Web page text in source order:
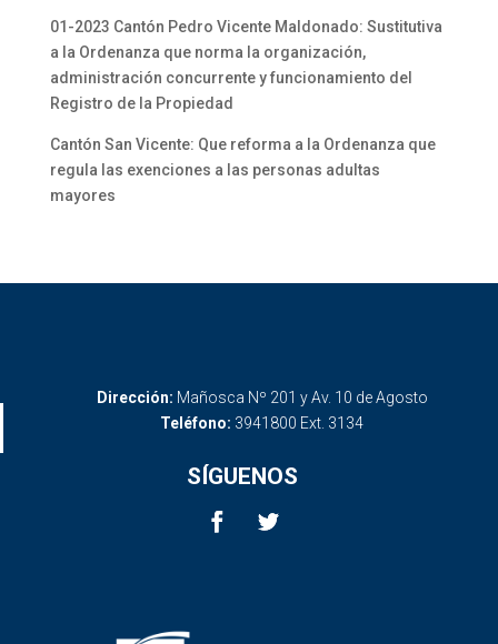
01-2023 Cantón Pedro Vicente Maldonado: Sustitutiva
a la Ordenanza que norma la organización,
administración concurrente y funcionamiento del
Registro de la Propiedad
Cantón San Vicente: Que reforma a la Ordenanza que
regula las exenciones a las personas adultas
mayores
Dirección: Mañosca Nº 201 y Av. 10 de Agosto
Teléfono: 3941800 Ext. 3134
SÍGUENOS